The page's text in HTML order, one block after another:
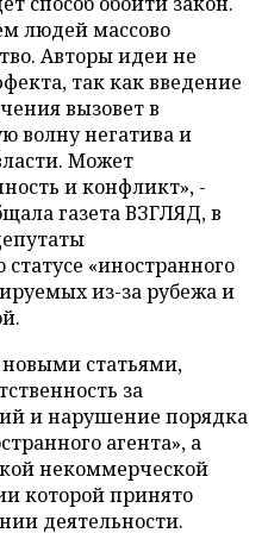
людей массово
Авторы идеи не
так как введение
вызовет в
волну негатива и
Может
и конфликт», -
газета ВЗГЛЯД, в
статусе «иностранного
из-за рубежа и
статьями,
за
и нарушение порядка
агента», а
некоммерческой
которой принято
деятельности.